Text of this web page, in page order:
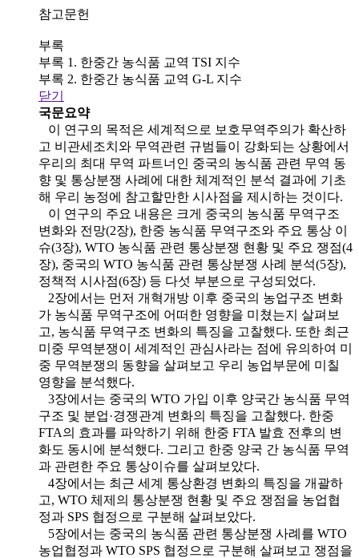
참고문헌
부록
부록 1. 한중간 농식품 교역 TSI 지수
부록 2. 한중간 농식품 교역 G-L 지수
닫기
국문요약
이 연구의 목적은 세계적으로 보호무역주의가 확산하
고 비관세조치와 무역관련 규범들이 강화되는 상황에서
우리의 최대 무역 파트너인 중국의 농식품 관련 무역 동
향 및 통상분쟁 사례에 대한 체계적인 분석 결과에 기초
해 우리 농정에 참고할만한 시사점을 제시하는 것이다.
이 연구의 주요 내용은 크게 중국의 농식품 무역구조
변화와 전망(2장), 한중 농식품 무역구조와 주요 통상 이
슈(3장), WTO 농식품 관련 통상분쟁 현황 및 주요 쟁점(4
장), 중국의 WTO 농식품 관련 통상분쟁 사례 분석(5장),
정책적 시사점(6장) 등 다섯 부분으로 구성되었다.
2장에서는 먼저 개혁개방 이후 중국의 농업구조 변화
가 농식품 무역구조에 어떠한 영향을 미쳤는지 살펴보
고, 농식품 무역구조 변화의 특징을 고찰했다. 또한 최근
미중 무역분쟁이 세계적인 관심사라는 점에 유의하여 미
중 무역분쟁의 동향을 살펴보고 우리 농업부문에 미칠
영향을 분석했다.
3장에서는 중국의 WTO 가입 이후 양국간 농식품 무역
구조 및 분업·경쟁관계 변화의 특징을 고찰했다. 한중
FTA의 효과를 파악하기 위해 한중 FTA 발효 전후의 변
화도 동시에 분석했다. 그리고 한중 양국 간 농식품 무역
과 관련한 주요 통상이슈를 살펴보았다.
4장에서는 최근 세계 통상환경 변화의 특징을 개괄하
고, WTO 체제의 통상분쟁 현황 및 주요 쟁점을 농업협
정과 SPS 협정으로 구분해 살펴보았다.
5장에서는 중국의 농식품 관련 통상분쟁 사례를 WTO
농업협정과 WTO SPS 협정으로 구분해 살펴보고 쟁점을